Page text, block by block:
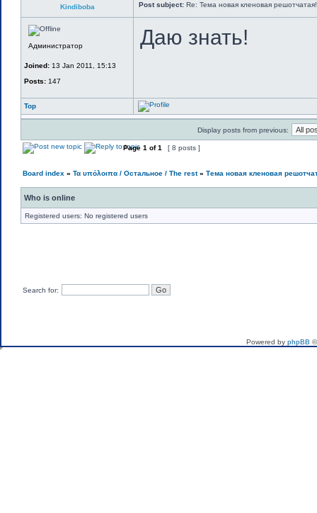
Kindiboba Post subject: Re: Тема новая кленовая решотчатая!
Администратор
Joined: 13 Jan 2011, 15:13
Posts: 147
Даю знать!
Top
Display posts from previous:
Page 1 of1 [ 8 posts ]
Board index » Τα υπόλοιπα / Остальное / The rest» Тема новая кленовая
Who is online
Registered users: No registered users
Search for:
Powered by phpBB